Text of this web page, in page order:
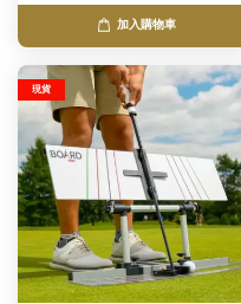
加入購物車
現貨